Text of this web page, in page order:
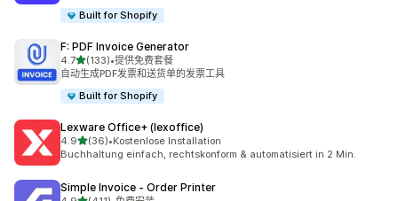
Built for Shopify
F: PDF Invoice Generator
4.7星（满分 5 星）
(133)
总共 133 条评论
•提供免费套餐
自动生成PDF发票和送货单的发票工具
Built for Shopify
Lexware Office+ (lexoffice)
4.9星（满分 5 星）
(36)
总共 36 条评论
•Kostenlose Installation
Buchhaltung einfach, rechtskonform & automatisiert in 2 Min.
Simple Invoice ‑ Order Printer